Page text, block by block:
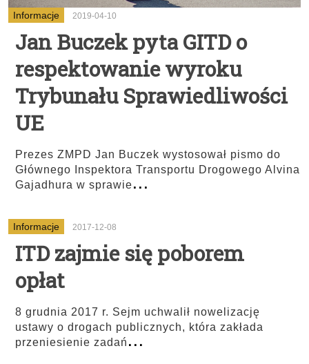
Informacje 2019-04-10
Jan Buczek pyta GITD o
respektowanie wyroku
Trybunału Sprawiedliwości
UE
Prezes ZMPD Jan Buczek wystosował pismo do
Głównego Inspektora Transportu Drogowego Alvina
Gajadhura w sprawie...
Informacje 2017-12-08
ITD zajmie się poborem
opłat
8 grudnia 2017 r. Sejm uchwalił nowelizację
ustawy o drogach publicznych, która zakłada
przeniesienie zadań...